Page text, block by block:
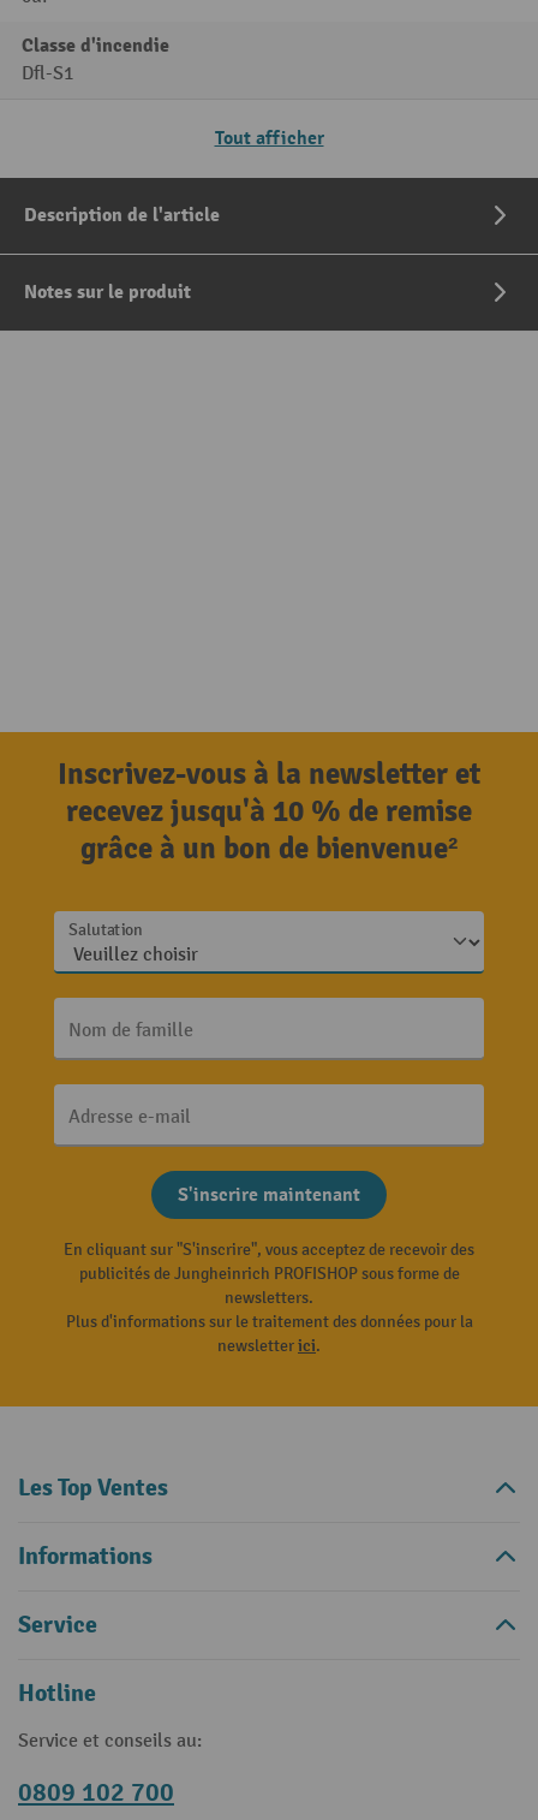
Classe d'incendie
Dfl-S1
Tout afficher
Description de l'article
Notes sur le produit
Inscrivez-vous à la newsletter et
recevez jusqu'à 10 % de remise
grâce à un bon de bienvenue²
Salutation
Nom de famille
Adresse e-mail
S'inscrire maintenant
En cliquant sur "S'inscrire", vous acceptez de recevoir des
publicités de Jungheinrich PROFISHOP sous forme de
newsletters.
Plus d'informations sur le traitement des données pour la
newsletterici.
Les Top Ventes
Informations
Service
Hotline
Service et conseils au:
0809 102 700